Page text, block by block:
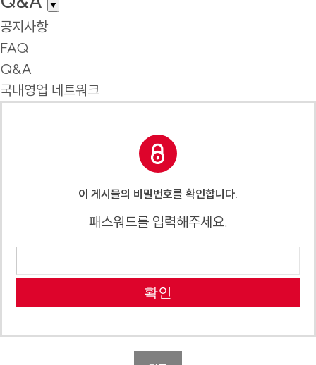
▼
공지사항
FAQ
Q&A
국내영업 네트워크
이 게시물의 비밀번호를 확인합니다.
패스워드를 입력해주세요.
확인